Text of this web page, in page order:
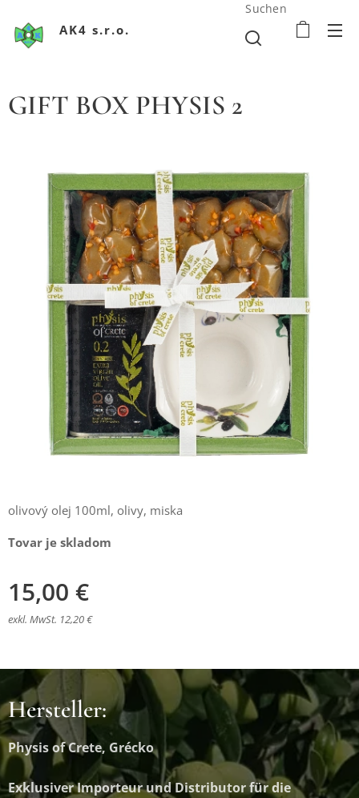
AK4 s.r.o.
Suchen
GIFT BOX PHYSIS 2
olivový olej 100ml, olivy, miska
Tovar je skladom
15,00 €
exkl. MwSt. 12,20 €
Hersteller:
Physis of Crete, Grécko
Exklusiver Importeur und Distributorfür die